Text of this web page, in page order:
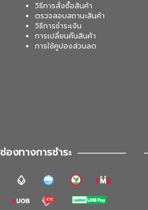
วิธีการสั่งซื้อสินค้า
ตรวจสอบสถานะสินค้า
วิธีการชำระเงิน
การเปลี่ยนคืนสินค้า
การใช้คูปองส่วนลด
ช่องทางการชำระ